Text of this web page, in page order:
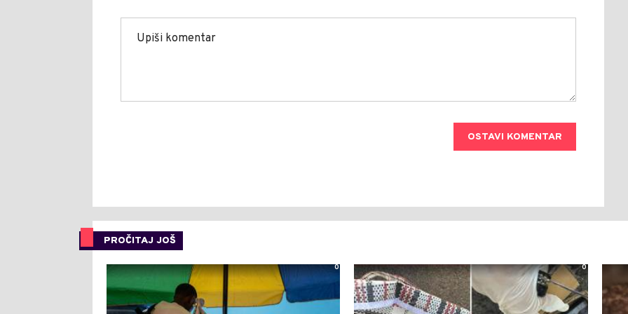
OSTAVI KOMENTAR
PROČITAJ JOŠ
0 0